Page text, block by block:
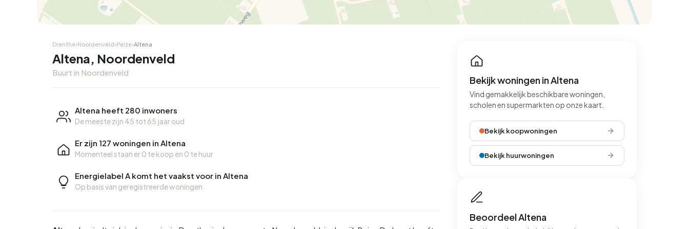
99 25
2-onder-1-kap Vrijstaand
Hoekwoning
327
Kamers
Drenthe›Noordenveld›Peize›Altena
Altena, Noordenveld
Buurt in Noordenveld
Altena heeft 280 inwoners
De meeste zijn 45 tot 65 jaar oud
Er zijn 127 woningen in Altena
Momenteel staan er0 te koop en 0 te huur
Energielabel A komt het vaakst voor in Altena
Op basis van geregistreerde woningen
Bekijk woningen in Altena
Vind gemakkelijk beschikbare woningen,
scholen en supermarkten op onze kaart.
Bekijk koopwoningen
Bekijk huurwoningen
Beoordeel Altena